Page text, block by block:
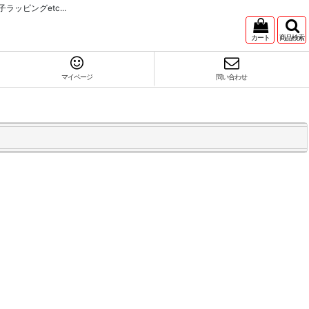
ラッピングetc...
カート 商品検索
マイページ 問い合わせ